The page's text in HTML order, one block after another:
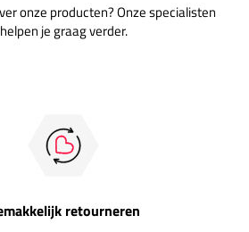
onze producten? Onze specialisten
helpen je graag verder.
retourneren